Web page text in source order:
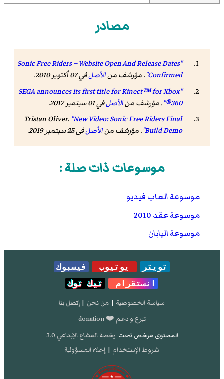
مصادر
"Sonic Free Riders – Website Open And Release Dates
Confirmed" . مؤرشف منالأصلفي 07 أكتوبر 2010.
"SEGA announces its first title for Kinect™ for Xbox
360®"
. مؤرشف منالأصلفي 01 سبتمبر 2017.
Tristan Oliver. "New Video: Sonic Free Riders Final
Build Demo" . مؤرشف منالأصلفي 25 سبتمبر 2019.
موسوعات ذات صلة :
موسوعة ألعاب فيديو
موسوعة عقد 2010
موسوعة اليابان
تويتر يوتيوب
فيسبوك
انستقرام
تيك توك
سياسة الخصوصية | من نحن | إتصل بنا
تبرع و دعم ❤️ donation
المحتوى مرخص تحت رخصة المشاع الإبداعي 3.0
شروط الإستخدام | إخلاء المسؤولية